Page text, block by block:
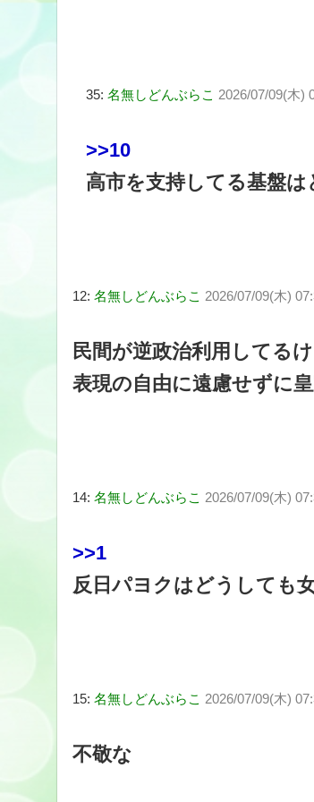
35: 名無しどんぶらこ 2026/07/09(木)
>>10
高市を支持してる基盤は
12: 名無しどんぶらこ 2026/07/09(木)
民間が逆政治利用してる
表現の自由に遠慮せずに
14: 名無しどんぶらこ 2026/07/09(木)
>>1
反日パヨクはどうしても
15: 名無しどんぶらこ 2026/07/09(木)
不敬な